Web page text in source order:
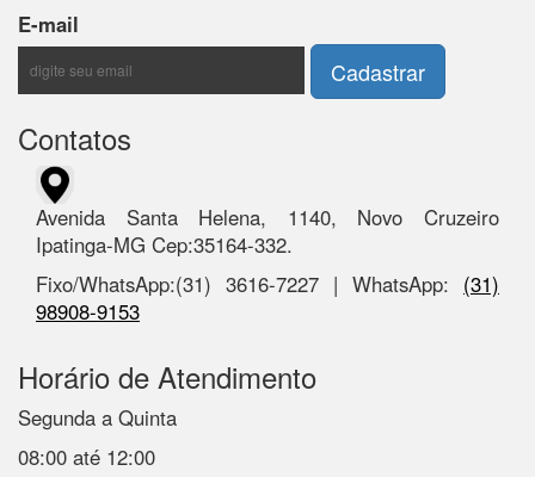
E-mail
Contatos
Avenida Santa Helena, 1140, Novo Cruzeiro
Ipatinga-MG Cep:35164-332.
Fixo/WhatsApp:(31) 3616-7227 | WhatsApp: (31)
98908-9153
Horário de Atendimento
Segunda a Quinta
08:00 até 12:00